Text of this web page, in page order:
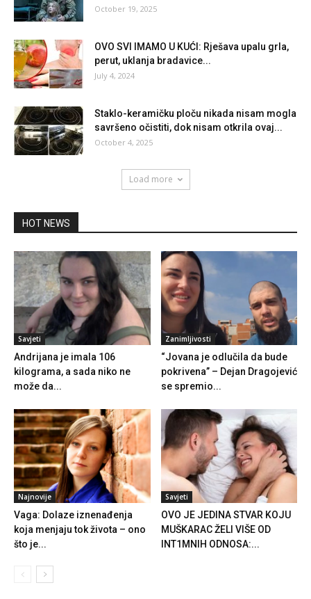
October 19, 2025
OVO SVI IMAMO U KUĆI: Rješava upalu grla,
perut, uklanja bradavice...
July 4, 2024
Staklo-keramičku ploču nikada nisam mogla
savršeno očistiti, dok nisam otkrila ovaj...
October 4, 2025
Load more
HOT NEWS
Savjeti
Andrijana je imala 106
kilograma, a sada niko ne
može da...
Zanimljivosti
“Jovana je odlučila da bude
pokrivena” – Dejan Dragojević
se spremio...
Najnovije
Vaga: Dolaze iznenađenja
koja menjaju tok života – ono
što je...
Savjeti
OVO JE JEDINA STVAR KOJU
MUŠKARAC ŽELI VIŠE OD
INT1MNIH ODNOSA:...